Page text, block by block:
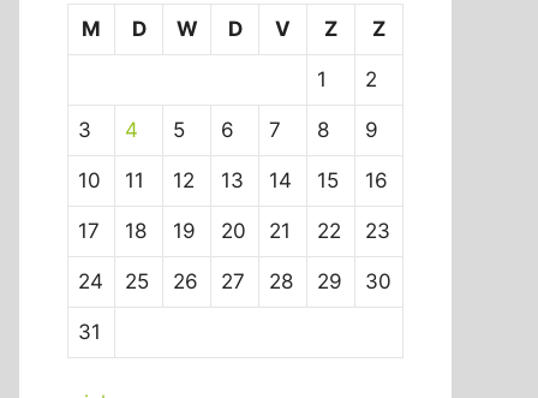
M
D W D V Z Z
1 2
3 4 5 6 7 8 9
10 11 12 13 14 15 16
17 18 19 20 21 22 23
24 25 26 27 28 29 30
31